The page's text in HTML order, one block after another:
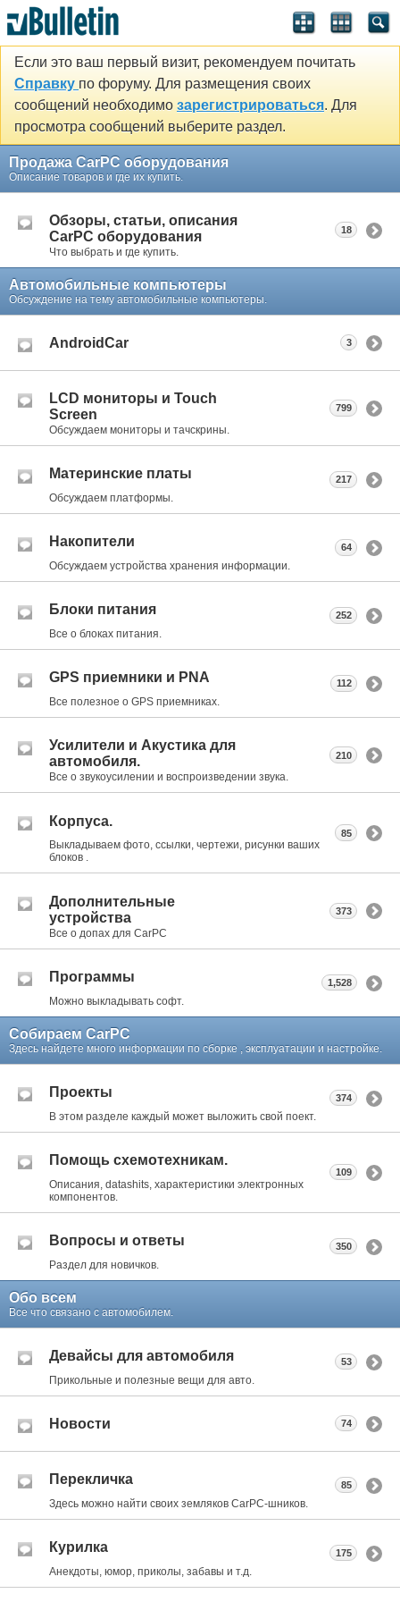
Если это ваш первый визит, рекомендуем почитать
Справку по форуму. Для размещения своих
сообщений необходимо зарегистрироваться. Для
просмотра сообщений выберите раздел.
Продажа CarPC оборудования
Описание товаров и где их купить.
Обзоры, статьи, описания
CarPC оборудования
Что выбрать и где купить.
18
Автомобильные компьютеры
Обсуждение на тему автомобильные компьютеры.
AndroidCar 3
LCD мониторы и Touch
Screen
Обсуждаем мониторы и тачскрины.
799
Материнские платы
Обсуждаем платформы.
217
Накопители
Обсуждаем устройства хранения информации.
64
Блоки питания
Все о блоках питания.
252
GPS приемники и PNA
Все полезное о GPS приемниках.
112
Усилители и Акустика для
автомобиля.
Все о звукоусилении и воспроизведении звука.
210
Корпуса.
Выкладываем фото, ссылки, чертежи, рисунки ваших
блоков .
85
Дополнительные
устройства
Все о допах для CarPC
373
Программы
Можно выкладывать софт.
1,528
Собираем CarPC
Здесь найдете много информации по сборке , эксплуатации и настройке.
Проекты
В этом разделе каждый может выложить свой поект.
374
Помощь схемотехникам.
Описания, datashits, характеристики электронных
компонентов.
109
Вопросы и ответы
Раздел для новичков.
350
Обо всем
Все что связано с автомобилем.
Девайсы для автомобиля
Прикольные и полезные вещи для авто.
53
Новости 74
Перекличка
Здесь можно найти своих земляков CarPC-шников.
85
Курилка
Анекдоты, юмор, приколы, забавы и т.д.
175